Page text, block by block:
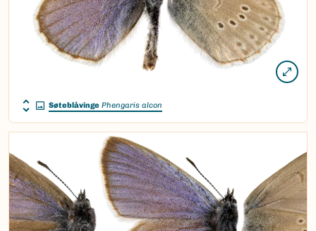
Søteblåvinge Phengaris alcon